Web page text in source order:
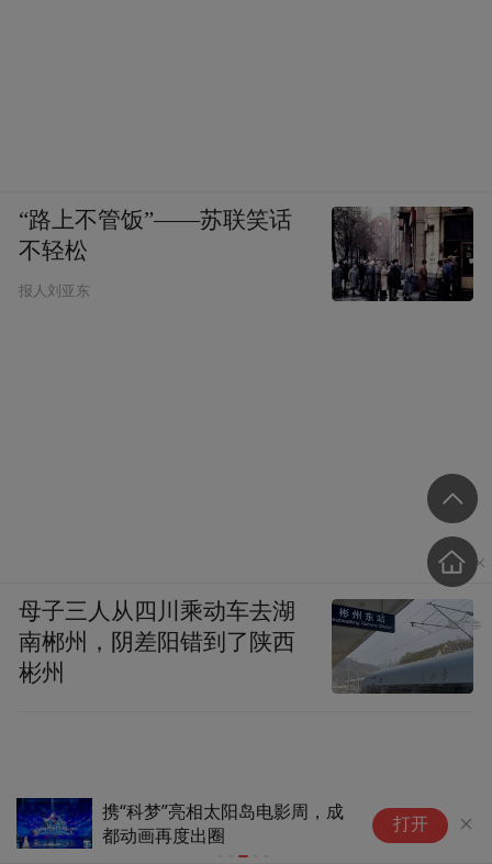
携“科梦”亮相太阳岛电影周，成
都动画再度出圈
打开
“路上不管饭”——苏联笑话
不轻松
报人刘亚东
母子三人从四川乘动车去湖
南郴州，阴差阳错到了陕西
彬州